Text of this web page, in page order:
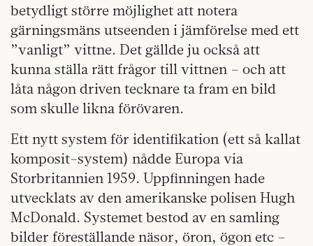
betydligt större möjlighet att notera
gärningsmäns utseenden i jämförelse med ett
”vanligt” vittne. Det gällde ju också att
kunna ställa rätt frågor till vittnen – och att
låta någon driven tecknare ta fram en bild
som skulle likna förövaren.
Ett nytt system för identifikation (ett så kallat
komposit-system) nådde Europa via
Storbritannien 1959. Uppfinningen hade
utvecklats av den amerikanske polisen Hugh
McDonald. Systemet bestod av en samling
bilder föreställande näsor, öron, ögon etc –